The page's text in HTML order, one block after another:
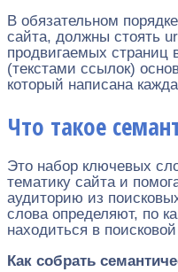
В обязательном
сайта, должны стоять
продвигаемых страниц
(текстами ссылок)
который написана
Что такое
Это набор ключевых
тематику сайта и
аудиторию из
слова определяют, по
находиться в
Как собрать